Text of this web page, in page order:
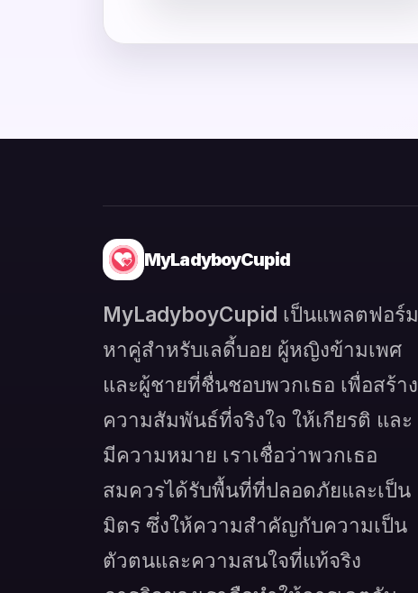
MyLadyboyCupid
MyLadyboyCupid เป็นแพลตฟอร์ม
หาคู่สำหรับเลดี้บอย ผู้หญิงข้ามเพศ
และผู้ชายที่ชื่นชอบพวกเธอ เพื่อสร้าง
ความสัมพันธ์ที่จริงใจ ให้เกียรติ และ
มีความหมาย เราเชื่อว่าพวกเธอ
สมควรได้รับพื้นที่ที่ปลอดภัยและเป็น
มิตร ซึ่งให้ความสำคัญกับความเป็น
ตัวตนและความสนใจที่แท้จริง